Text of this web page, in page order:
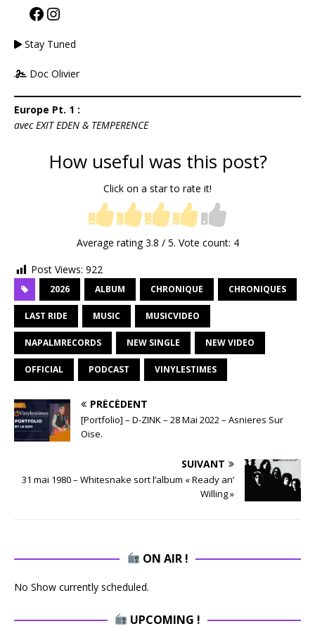
Stay Tuned
Doc Olivier
Europe Pt. 1 :
avec EXIT EDEN & TEMPERENCE
How useful was this post?
Click on a star to rate it!
Average rating3.8 / 5. Vote count: 4
Post Views: 922
2026 ALBUM CHRONIQUE CHRONIQUES
LAST RIDE MUSIC MUSICVIDEO
NAPALMRECORDS NEW SINGLE NEW VIDEO
OFFICIAL PODCAST VINYLESTIMES
PRÉCÉDENT
[Portfolio] – D-ZINK – 28 Mai 2022 – Asnieres Sur
Oise.
SUIVANT
31 mai 1980 – Whitesnake sort l’album « Ready an’
Willing »
ON AIR !
No Show currently scheduled.
UPCOMING !